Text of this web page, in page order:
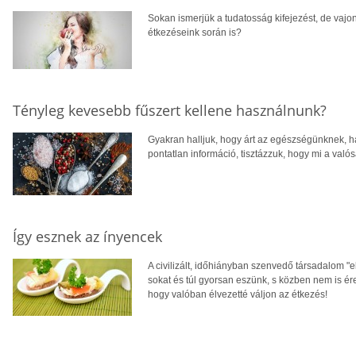
Sokan ismerjük a tudatosság kifejezést, de
étkezéseink során is?
Tényleg kevesebb fűszert kellene használnunk?
Gyakran halljuk, hogy árt az egészségünknek,
pontatlan információ, tisztázzuk, hogy mi a
Így esznek az ínyencek
A civilizált, időhiányban szenvedő társadalom
sokat és túl gyorsan eszünk, s közben nem is
hogy valóban élvezetté váljon az étkezés!